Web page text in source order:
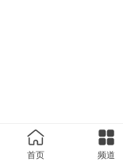
首页 频道